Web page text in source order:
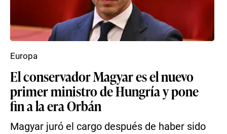
El conservador Magyar es el nuevo
primer ministro de Hungría y pone
fin a la era Orbán
Magyar juró el cargo después de haber sido
Europa